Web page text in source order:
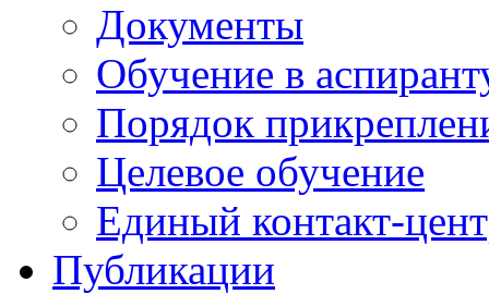
Документы
Обучение в
Порядок
Целевое обучение
Единый контакт-
Публикации